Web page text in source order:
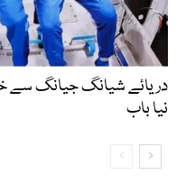
دریائے شیانگ جیانگ سے
نیا باب